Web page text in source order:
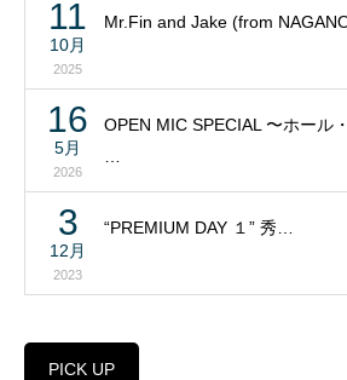
11
10月
2025
Mr.Fin and Jake (from
16
5月
2026
OPEN MIC SPECIAL 〜ホール
3
12月
2023
“PREMIUM DAY １” 秀…
PICK UP